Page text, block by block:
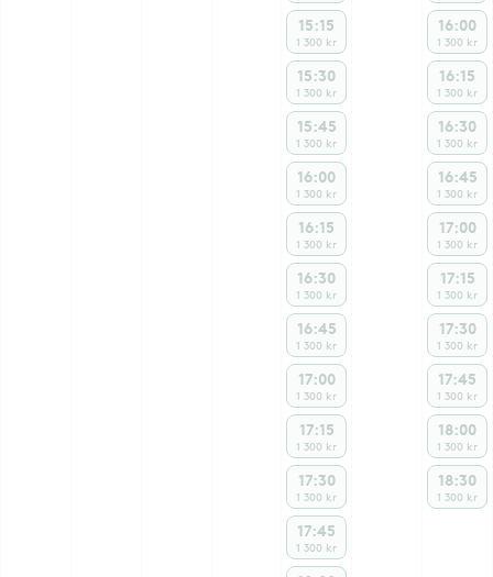
15:15
1 300 kr
15:30
1 300 kr
15:45
1 300 kr
16:00
1 300 kr
16:15
1 300 kr
16:30
1 300 kr
16:45
1 300 kr
17:00
1 300 kr
17:15
1 300 kr
17:30
1 300 kr
17:45
1 300 kr
16:00
1 300 kr
16:15
1 300 kr
16:30
1 300 kr
16:45
1 300 kr
17:00
1 300 kr
17:15
1 300 kr
17:30
1 300 kr
17:45
1 300 kr
18:00
1 300 kr
18:30
1 300 kr